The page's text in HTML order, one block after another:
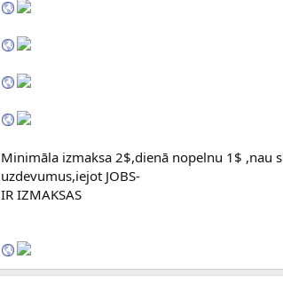
Minimāla izmaksa 2$,dienā nopelnu 1$
uzdevumus,iejot JOBS-
IR IZMAKSAS